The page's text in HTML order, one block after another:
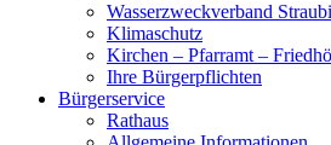
Wasserzweckverband
Klimaschutz
Kirchen – Pfarramt –
Ihre Bürgerpflichten
Bürgerservice
Rathaus